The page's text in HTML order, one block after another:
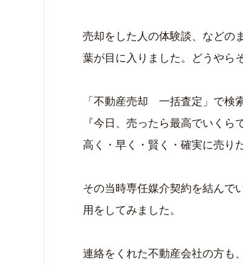
売却をした人の体験談、などの
葉が目に入りました。どうやら
「不動産売却 一括査定」で検
『今日、売ったら最高でいく
高く・早く・賢く・確実に売り
その当時専任媒介契約を結んで
用をしてみました。
連絡をくれた不動産会社の方も